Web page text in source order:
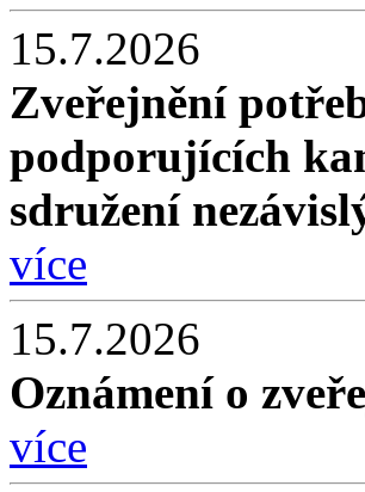
15.7.2026
Zveřejnění
podporujících
sdružení
více
15.7.2026
Oznámení o
více